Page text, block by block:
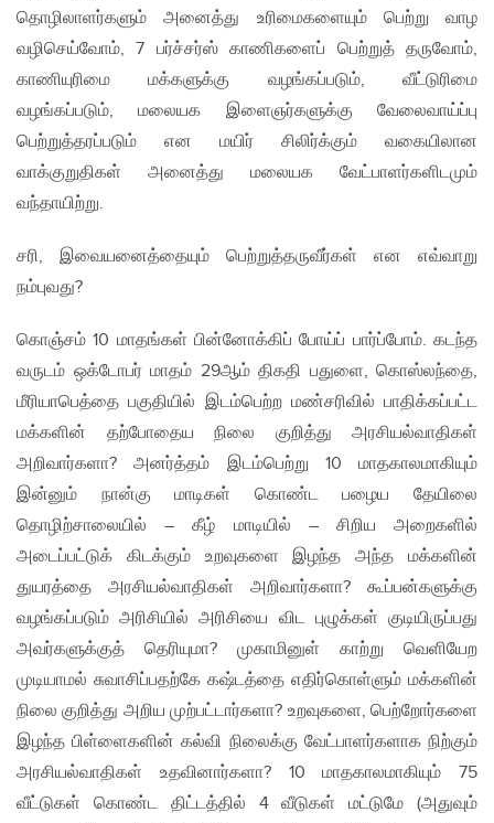
தொழிலாளர்களும் அனைத்து உரிமைகளையும் பெற்று வாழ
வழிசெய்வோம், 7 பர்ச்சர்ஸ் காணிகளைப் பெற்றுத் தருவோம்,
காணியுரிமை மக்களுக்கு வழங்கப்படும், வீட்டுரிமை
வழங்கப்படும், மலையக இளைஞர்களுக்கு வேலைவாய்ப்பு
பெற்றுத்தரப்படும் என மயிர் சிலிர்க்கும் வகையிலான
வாக்குறுதிகள் அனைத்து மலையக வேட்பாளர்களிடமும்
வந்தாயிற்று.
சரி, இவையனைத்தையும் பெற்றுத்தருவீர்கள் என எவ்வாறு
நம்புவது?
கொஞ்சம் 10 மாதங்கள் பின்னோக்கிப் போய்ப் பார்ப்போம். கடந்த
வருடம் ஒக்டோபர் மாதம் 29ஆம் திகதி பதுளை, கொஸ்லந்தை,
மீரியாபெத்தை பகுதியில் இடம்பெற்ற மண்சரிவில் பாதிக்கப்பட்ட
மக்களின் தற்போதைய நிலை குறித்து அரசியல்வாதிகள்
அறிவார்களா? அனர்த்தம் இடம்பெற்று 10 மாதகாலமாகியும்
இன்னும் நான்கு மாடிகள் கொண்ட பழைய தேயிலை
தொழிற்சாலையில் – கீழ் மாடியில் – சிறிய அறைகளில்
அடைப்பட்டுக் கிடக்கும் உறவுகளை இழந்த அந்த மக்களின்
துயரத்தை அரசியல்வாதிகள் அறிவார்களா? கூப்பன்களுக்கு
வழங்கப்படும் அரிசியில் அரிசியை விட புழுக்கள் குடியிருப்பது
அவர்களுக்குத் தெரியுமா? முகாமினுள் காற்று வெளியேற
முடியாமல் சுவாசிப்பதற்கே கஷ்டத்தை எதிர்கொள்ளும் மக்களின்
நிலை குறித்து அறிய முற்பட்டார்களா? உறவுகளை, பெற்றோர்களை
இழந்த பிள்ளைகளின் கல்வி நிலைக்கு வேட்பாளர்களாக நிற்கும்
அரசியல்வாதிகள் உதவினார்களா? 10 மாதகாலமாகியும் 75
வீட்டுகள் கொண்ட திட்டத்தில் 4 வீடுகள் மட்டுமே (அதுவும்